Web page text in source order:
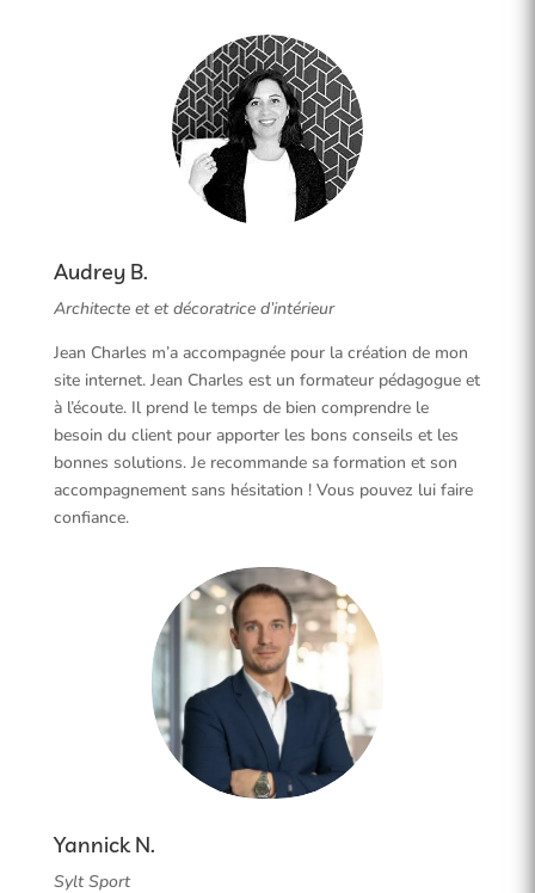
Audrey B.
Architecte et et décoratrice d’intérieur
Jean Charles m’a accompagnée pour la création de mon
site internet. Jean Charles est un formateur pédagogue et
à l’écoute. Il prend le temps de bien comprendre le
besoin du client pour apporter les bons conseils et les
bonnes solutions. Je recommande sa formation et son
accompagnement sans hésitation ! Vous pouvez lui faire
confiance.
Yannick N.
Sylt Sport